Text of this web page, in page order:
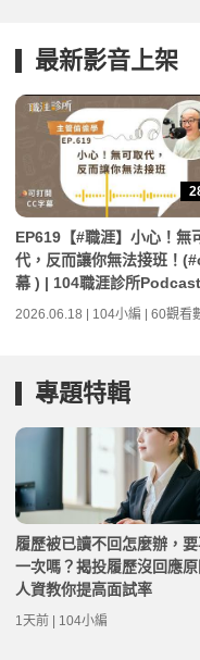
最新影音上架
EP619【#職涯】小心！無
代，反而讓你無法接班！
幕 ) | 104職涯診所Podcast
2026.06.18 | 104小編 | 60觀看
專題特輯
履歷被已讀不回怎麼辦，
一次嗎？揭投履歷沒回應原
人資教你提高面試率
1天前 | 104小編